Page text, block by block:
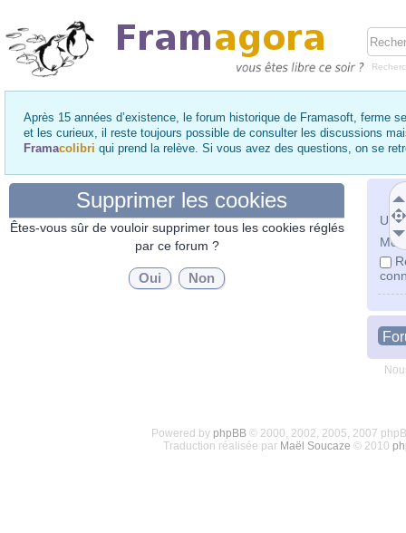
Après 15 années d’existence, le forum historique de Framasoft, ferme
et les curieux, il reste toujours possible de consulter les discussions
Framacolibri qui prend la relève. Si vous avez des questions, on se
Mot
Supprimer les cookies
Êtes-vous sûr de vouloir supprimer tous les cookies réglés
par ce forum ?
Powered by phpBB© 2000, 2002, 2005, 2007
Traduction réalisée par Maël Soucaze © 2010